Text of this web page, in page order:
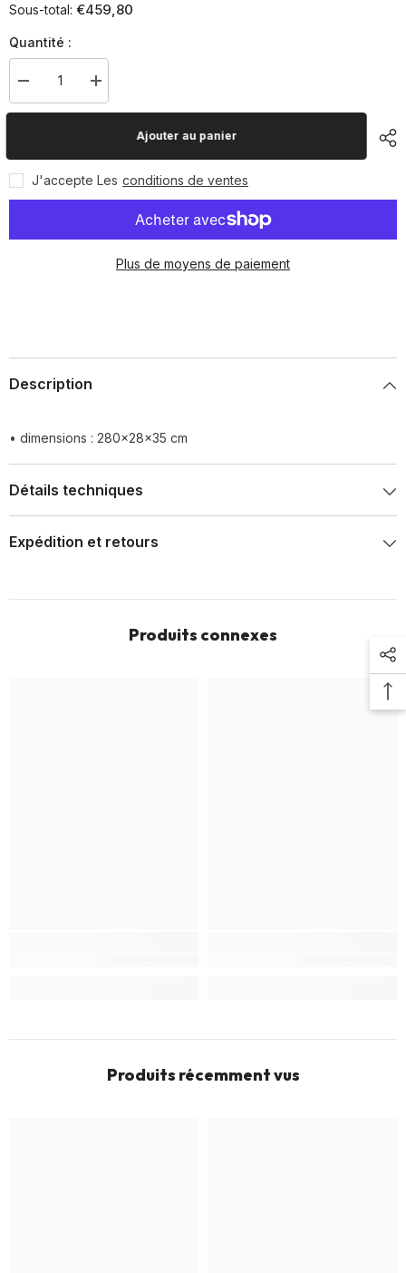
Sous-total: €459,80
Quantité :
Diminuer
la
quantité
de
gymnastique,
280
cm,
Augmenter
la
quantité
de
gymnastique,
280
cm,
ERHARD®
Ajouter au panier
J'accepte Les conditions de ventes
Plus de moyens de paiement
Description
• dimensions : 280x28x35 cm
Détails techniques
Expédition et retours
Produits connexes
Produits récemment vus